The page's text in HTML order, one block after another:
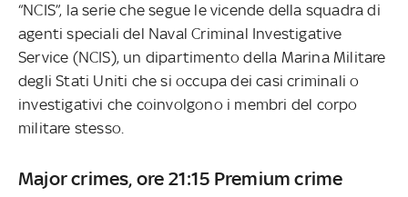
“NCIS”, la serie che segue le vicende della squadra di
agenti speciali del Naval Criminal Investigative
Service (NCIS), un dipartimento della Marina Militare
degli Stati Uniti che si occupa dei casi criminali o
investigativi che coinvolgono i membri del corpo
militare stesso.
Major crimes, ore 21:15 Premium crime